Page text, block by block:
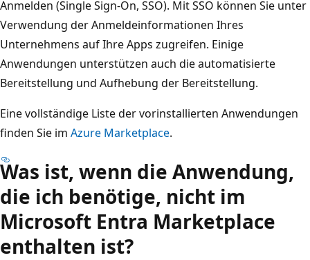
Anmelden (Single Sign-On, SSO). Mit SSO können Sie unter
Verwendung der Anmeldeinformationen Ihres
Unternehmens auf Ihre Apps zugreifen. Einige
Anwendungen unterstützen auch die automatisierte
Bereitstellung und Aufhebung der Bereitstellung.
Eine vollständige Liste der vorinstallierten Anwendungen
finden Sie im Azure Marketplace.
Was ist, wenn die Anwendung,
die ich benötige, nicht im
Microsoft Entra Marketplace
enthalten ist?